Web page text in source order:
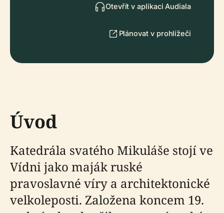
Otevřít v aplikaci Audiala
Plánovat v prohlížeči
Úvod
Katedrála svatého Mikuláše stojí ve
Vídni jako maják ruské
pravoslavné víry a architektonické
velkoleposti. Založena koncem 19.